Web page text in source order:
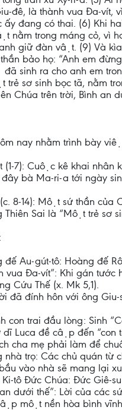
đê, là thành vua Đa-
ấy đang có thai. (6) Khi
nằm trong máng cỏ, vì
giữ đàn vật. (9) Và
bảo họ: “Anh em
sinh ra cho anh em
sơ sinh bọc tã, nằm
Chúa trên trời, Bình an
nay nhằm trình bày
(1-7): Cuộc kê khai
bà Ma-ri-a tới ngày
8-14): Một sứ thần
Sai là “Một trẻ sơ
đế Au-gút-tô: Hoàng đế
vua Đa-vít”: Khi gán
Cứu Thế (x. Mk 5,1).
đã đính hôn với ông
con trai đầu lòng: Sinh
dĩ Luca đề cập đến
cha mẹ phải làm để
nhà trọ: Các chủ quán từ
vào nhà sẽ mang lại
Ki-tô Đức Chúa: Đức Giê-
dưới thế”: Lời của các
một nền hòa bình vĩnh